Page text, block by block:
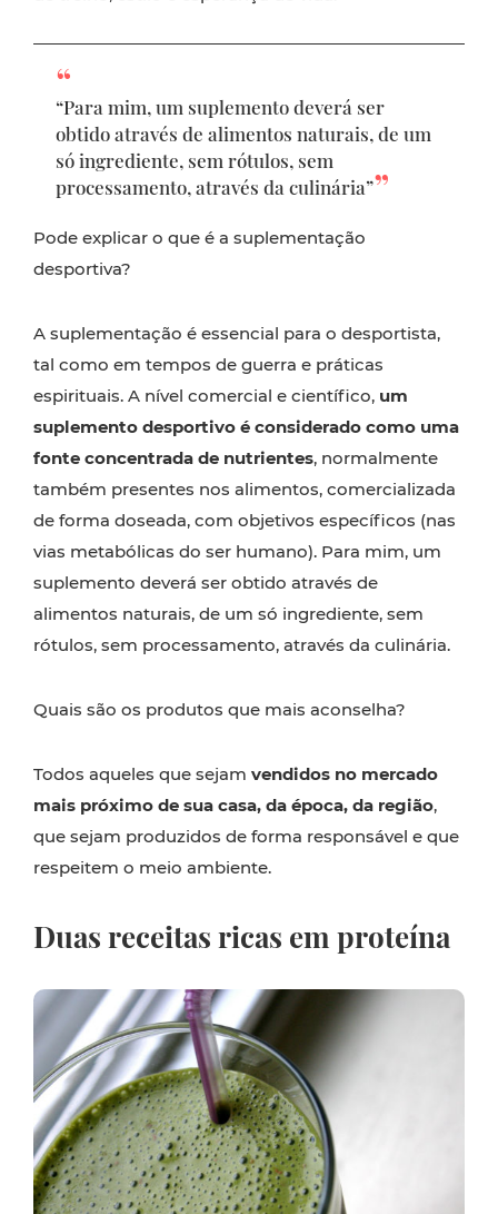
“Para mim, um suplemento deverá ser
obtido através de alimentos naturais, de um
só ingrediente, sem rótulos, sem
processamento, através da culinária”
Pode explicar o que é a suplementação
desportiva?
A suplementação é essencial para o desportista,
tal como em tempos de guerra e práticas
espirituais. A nível comercial e científico, um
suplemento desportivo é considerado como uma
fonte concentrada de nutrientes, normalmente
também presentes nos alimentos, comercializada
de forma doseada, com objetivos específicos (nas
vias metabólicas do ser humano). Para mim, um
suplemento deverá ser obtido através de
alimentos naturais, de um só ingrediente, sem
rótulos, sem processamento, através da culinária.
Quais são os produtos que mais aconselha?
Todos aqueles que sejam vendidos no mercado
mais próximo de sua casa, da época, da região,
que sejam produzidos de forma responsável e que
respeitem o meio ambiente.
Duas receitas ricas em proteína